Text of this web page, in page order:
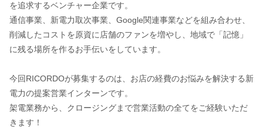
を追求するベンチャー企業です。
通信事業、新電力取次事業、Google関連事業などを組み合わせ、
削減したコストを原資に店舗のファンを増やし、地域で「記憶」
に残る場所を作るお手伝いをしています。
今回RICORDOが募集するのは、お店の経費のお悩みを解決する新
電力の提案営業インターンです。
架電業務から、クロージングまで営業活動の全てをご経験いただ
きます！